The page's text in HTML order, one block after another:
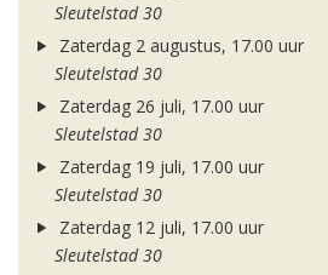
Sleutelstad 30
Zaterdag 2 augustus, 17.00 uur
Sleutelstad 30
Zaterdag 26 juli, 17.00 uur
Sleutelstad 30
Zaterdag 19 juli, 17.00 uur
Sleutelstad 30
Zaterdag 12 juli, 17.00 uur
Sleutelstad 30